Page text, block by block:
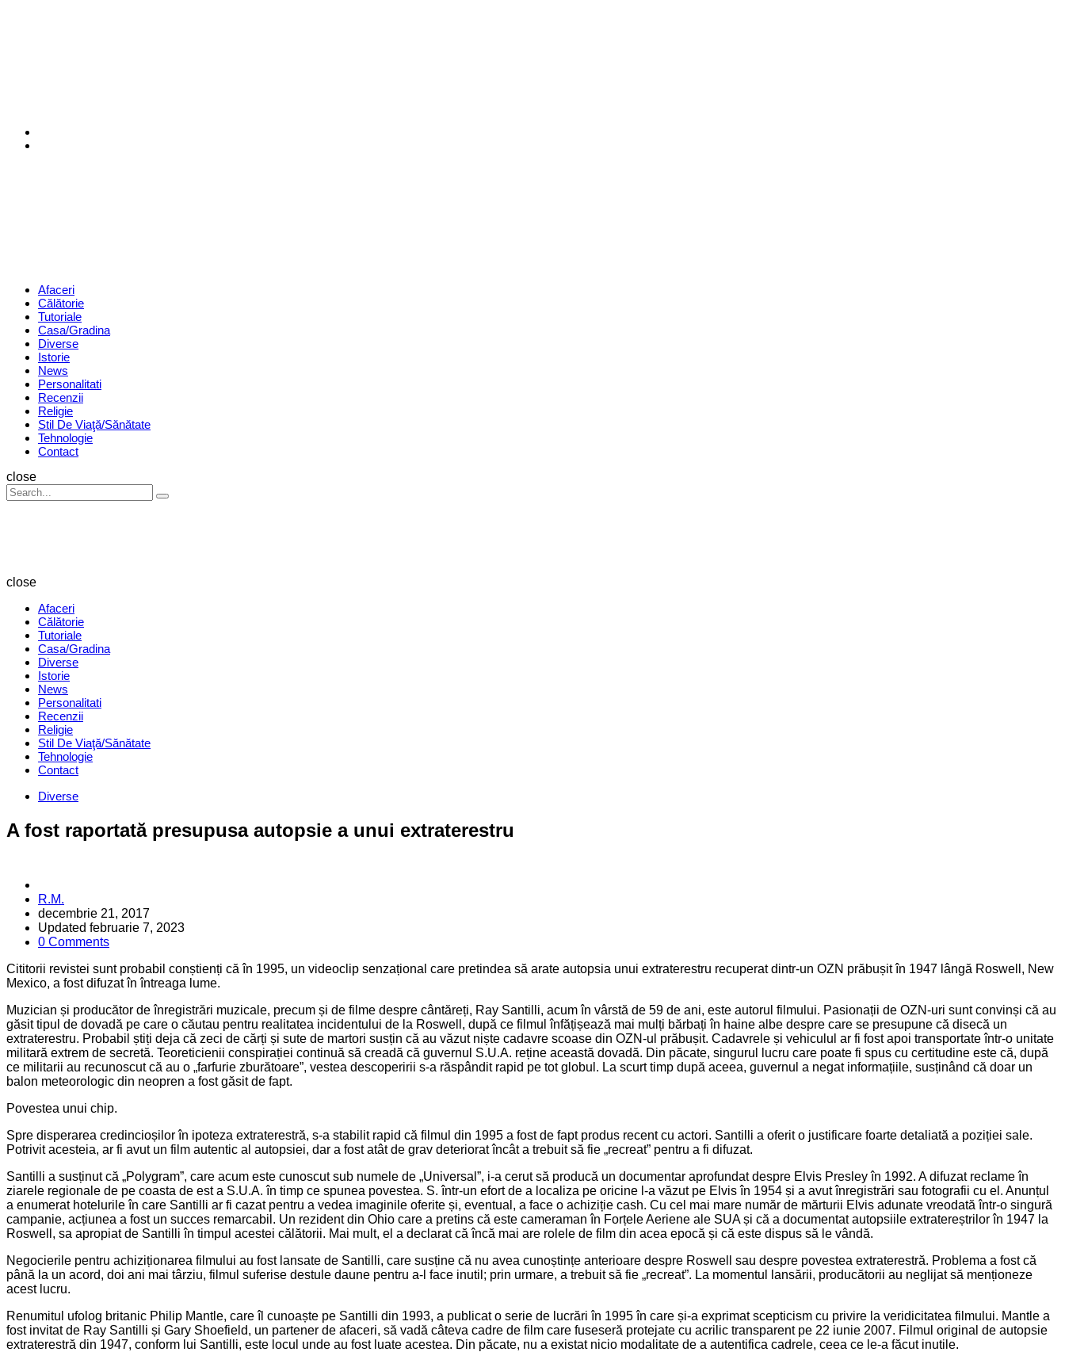
Menu Afaceri
Călătorie
Tutoriale
Casa/Gradina
Diverse
Istorie
News
Personalitati
Recenzii
Religie
Stil De Viaţă/Sănătate
Tehnologie
Contact
Search
close
Search
for:
Search
close
Afaceri
Călătorie
Tutoriale
Casa/Gradina
Diverse
Istorie
News
Personalitati
Recenzii
Religie
Stil De Viaţă/Sănătate
Tehnologie
Contact
Categories
Diverse
A fost raportată presupusa autopsie a unui extraterestru
Posted
by
R.M.
decembrie 21, 2017
Updated februarie 7, 2023
0 Comments
Cititorii revistei sunt probabil conștienți că în 1995, un videoclip senzațional care pretindea să arate autopsia unui extraterestru recuperat dintr-un OZN prăbușit în 1947 lângă Roswell, New
Mexico, a fost difuzat în întreaga lume.
Muzician și producător de înregistrări muzicale, precum și de filme despre cântăreți, Ray Santilli, acum în vârstă de 59 de ani, este autorul filmului. Pasionații de OZN-uri sunt convinși că au
găsit tipul de dovadă pe care o căutau pentru realitatea incidentului de la Roswell, după ce filmul înfățișează mai mulți bărbați în haine albe despre care se presupune că disecă un
extraterestru. Probabil știți deja că zeci de cărți și sute de martori susțin că au văzut niște cadavre scoase din OZN-ul prăbușit. Cadavrele și vehiculul ar fi fost apoi transportate într-o unitate
militară extrem de secretă. Teoreticienii conspirației continuă să creadă că guvernul S.U.A. reține această dovadă. Din păcate, singurul lucru care poate fi spus cu certitudine este că, după
ce militarii au recunoscut că au o „farfurie zburătoare”, vestea descoperirii s-a răspândit rapid pe tot globul. La scurt timp după aceea, guvernul a negat informațiile, susținând că doar un
balon meteorologic din neopren a fost găsit de fapt.
Povestea unui chip.
Spre disperarea credincioșilor în ipoteza extraterestră, s-a stabilit rapid că filmul din 1995 a fost de fapt produs recent cu actori. Santilli a oferit o justificare foarte detaliată a poziției sale.
Potrivit acesteia, ar fi avut un film autentic al autopsiei, dar a fost atât de grav deteriorat încât a trebuit să fie „recreat” pentru a fi difuzat.
Santilli a susținut că „Polygram”, care acum este cunoscut sub numele de „Universal”, i-a cerut să producă un documentar aprofundat despre Elvis Presley în 1992. A difuzat reclame în
ziarele regionale de pe coasta de est a S.U.A. în timp ce spunea povestea. S. într-un efort de a localiza pe oricine l-a văzut pe Elvis în 1954 și a avut înregistrări sau fotografii cu el. Anunțul
a enumerat hotelurile în care Santilli ar fi cazat pentru a vedea imaginile oferite și, eventual, a face o achiziție cash. Cu cel mai mare număr de mărturii Elvis adunate vreodată într-o singură
campanie, acțiunea a fost un succes remarcabil. Un rezident din Ohio care a pretins că este cameraman în Forțele Aeriene ale SUA și că a documentat autopsiile extratereștrilor în 1947 la
Roswell, sa apropiat de Santilli în timpul acestei călătorii. Mai mult, el a declarat că încă mai are rolele de film din acea epocă și că este dispus să le vândă.
Negocierile pentru achiziționarea filmului au fost lansate de Santilli, care susține că nu avea cunoștințe anterioare despre Roswell sau despre povestea extraterestră. Problema a fost că
până la un acord, doi ani mai târziu, filmul suferise destule daune pentru a-l face inutil; prin urmare, a trebuit să fie „recreat”. La momentul lansării, producătorii au neglijat să menționeze
acest lucru.
Renumitul ufolog britanic Philip Mantle, care îl cunoaște pe Santilli din 1993, a publicat o serie de lucrări în 1995 în care și-a exprimat scepticism cu privire la veridicitatea filmului. Mantle a
fost invitat de Ray Santilli și Gary Shoefield, un partener de afaceri, să vadă câteva cadre de film care fuseseră protejate cu acrilic transparent pe 22 iunie 2007. Filmul original de autopsie
extraterestră din 1947, conform lui Santilli, este locul unde au fost luate acestea. Din păcate, nu a existat nicio modalitate de a autentifica cadrele, ceea ce le-a făcut inutile.